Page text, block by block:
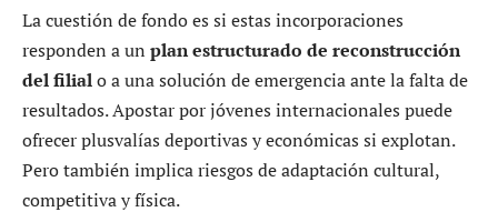
La cuestión de fondo es si estas incorporaciones
responden a un plan estructurado de reconstrucción
del filialo a una solución de emergencia ante la falta de
resultados. Apostar por jóvenes internacionales puede
ofrecer plusvalías deportivas y económicas si explotan.
Pero también implica riesgos de adaptación cultural,
competitiva y física.